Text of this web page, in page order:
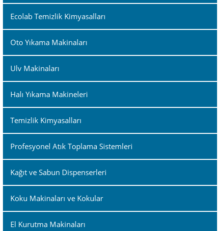
Ecolab Temizlik Kimyasalları
Oto Yıkama Makinaları
Ulv Makinaları
Halı Yıkama Makineleri
Temizlik Kimyasalları
Profesyonel Atık Toplama Sistemleri
Kağıt ve Sabun Dispenserleri
Koku Makinaları ve Kokular
El Kurutma Makinaları